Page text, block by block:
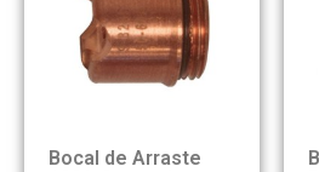
Bocal de Arraste